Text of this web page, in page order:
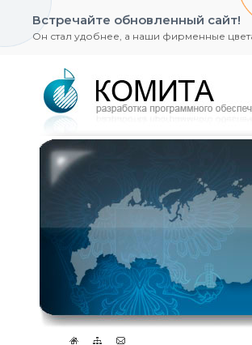
Встречайте обновленный сайт!
Он стал удобнее, а наши фирменные